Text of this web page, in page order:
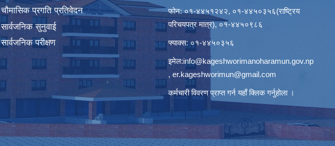
चौमासिक प्रगति प्रतिवेदन
सार्वजनिक सुनुवाई
सार्वजनिक परीक्षण
फोन: ०१-४४५१२४२, ०१-४४५०३५६(राष्ट्रिय
परिचयपत्र मात्र), ०१-४४५०९८६
फ्याक्स: ०१-४४५०३५६
इमेल:info@kageshworimanoharamun.gov.np
, er.kageshworimun@gmail.com
कर्मचारी विवरण प्राप्त गर्नयहाँ क्लिकगर्नुहोला ।